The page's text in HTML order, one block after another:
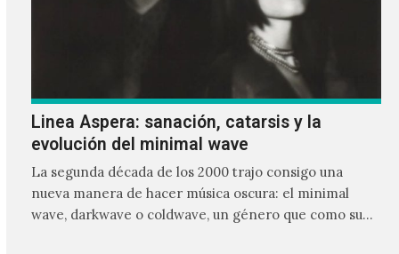
Linea Aspera: sanación, catarsis y la
evolución del minimal wave
La segunda década de los 2000 trajo consigo una
nueva manera de hacer música oscura: el minimal
wave, darkwave o coldwave, un género que como su